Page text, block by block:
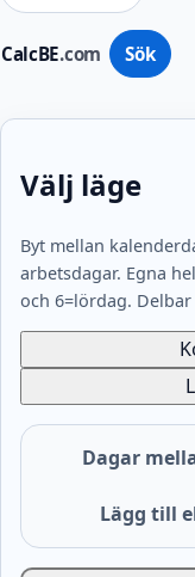
CalcBE.com Sök
Välj läge
Byt mellan
arbetsdagar. Egna
och 6=lördag.
Dagar
Lägg till